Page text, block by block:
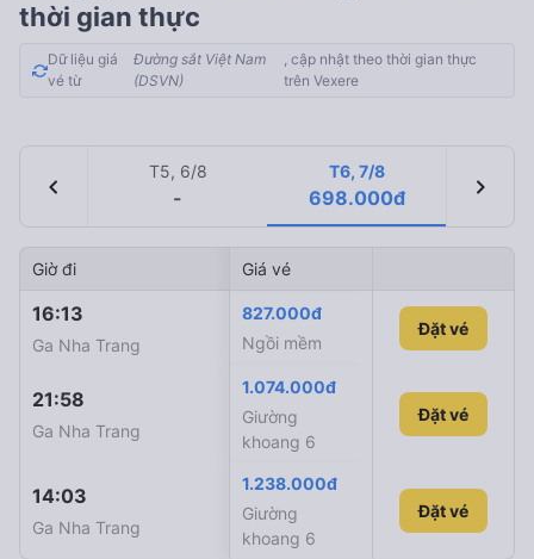
thời gian thực
Dữ liệu giá
vé từ
Đường sắt Việt Nam
(DSVN)
, cập nhật theo thời gian thực
trên Vexere
chevron_left
T5, 6/8
-
T6, 7/8
698.000đ chevron_right
Giờ đi Giờ đến
Giá vé
16:13
Ga Nha Trang
04:44
Ga Huế
SE6
827.000đ
Ngồi mềm
Đặt vé
21:58
Ga Nha Trang
12:10
Ga Huế
SE10
1.074.000đ
Giường
khoang 6
Đặt vé
14:03
Ga Nha Trang
02:12
Ga Huế
SE8
1.238.000đ
Giường
khoang 6
Đặt vé
Đặt vé